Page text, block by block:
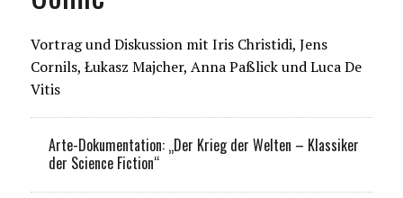
Vortrag und Diskussion mit Iris Christidi, Jens
Cornils, Łukasz Majcher, Anna Paßlick und Luca De
Vitis
Arte-Dokumentation: „Der Krieg der Welten – Klassiker
der Science Fiction“